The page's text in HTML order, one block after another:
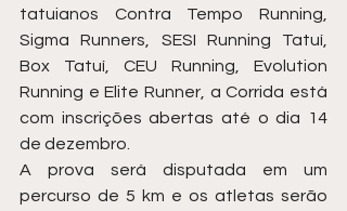
tatuianos Contra Tempo Running,
Sigma Runners, SESI Running Tatuí,
Box Tatuí, CEU Running, Evolution
Running e Elite Runner, a Corrida está
com inscrições abertas até o dia 14
de dezembro.
A prova será disputada em um
percurso de 5 km e os atletas serão